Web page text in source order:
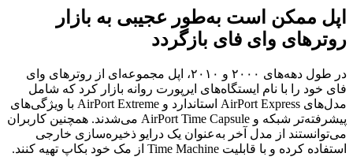
اپل ممکن است به‌طور عجیبی به بازار
روترهای وای فای بازگردد
در طول دهه‌های ۲۰۰۰ و ۲۰۱۰، اپل مجموعه‌ای از روترهای وای
فای خود را با نام ایستگاه‌های ایرپورت روانه بازار کرد که شامل
مدل‌های AirPort Express استاندارد و AirPort Extreme با ویژگی‌های
پیشرفته‌تر شبکه و AirPort Time Capsule می‌شدند. همچنین کاربران
می‌توانستند از مدل آخر به‌عنوان یک درایو ذخیره‌سازی خارجی
استفاده کرده و با قابلیت Time Machine از مک خود بکاپ تهیه کنند.